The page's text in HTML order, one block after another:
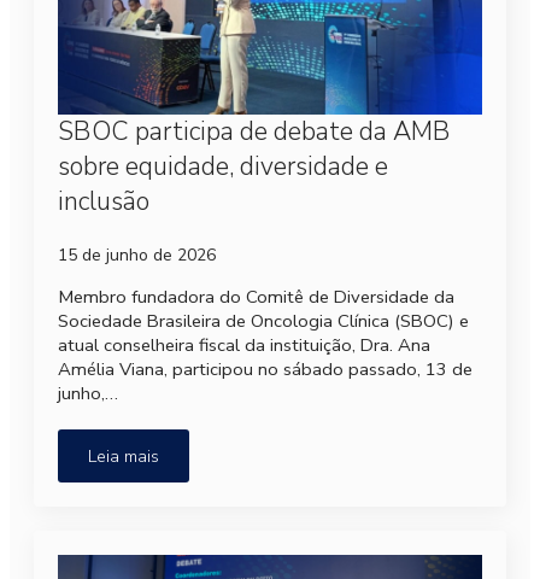
SBOC participa de debate da AMB
sobre equidade, diversidade e
inclusão
15 de junho de 2026
Membro fundadora do Comitê de Diversidade da
Sociedade Brasileira de Oncologia Clínica (SBOC) e
atual conselheira fiscal da instituição, Dra. Ana
Amélia Viana, participou no sábado passado, 13 de
junho,…
Leia mais